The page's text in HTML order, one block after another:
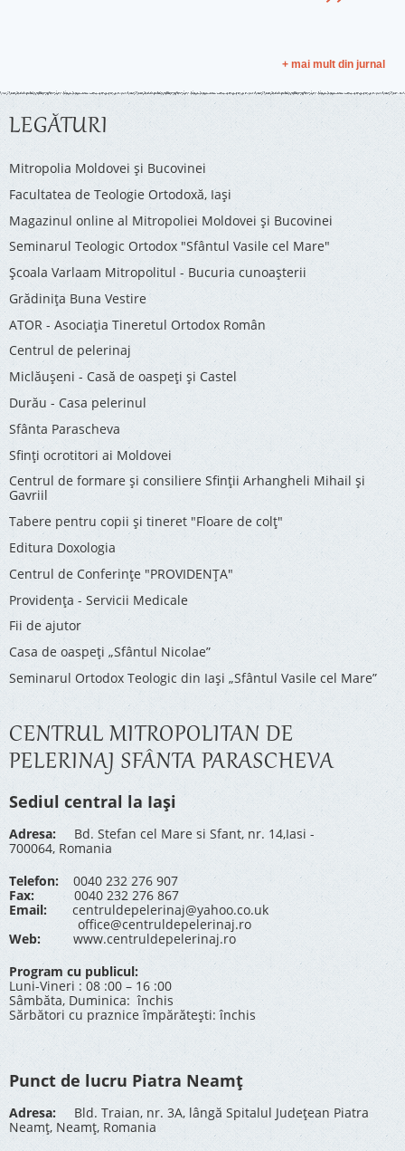
+ mai mult din jurnal
LEGĂTURI
Mitropolia Moldovei și Bucovinei
Facultatea de Teologie Ortodoxă, Iaşi
Magazinul online al Mitropoliei Moldovei și Bucovinei
Seminarul Teologic Ortodox "Sfântul Vasile cel Mare"
Şcoala Varlaam Mitropolitul - Bucuria cunoaşterii
Grădinița Buna Vestire
ATOR - Asociaţia Tineretul Ortodox Român
Centrul de pelerinaj
Miclăușeni - Casă de oaspeţi şi Castel
Durău - Casa pelerinul
Sfânta Parascheva
Sfinți ocrotitori ai Moldovei
Centrul de formare și consiliere Sfinții Arhangheli Mihail și
Gavriil
Tabere pentru copii şi tineret "Floare de colţ"
Editura Doxologia
Centrul de Conferinţe "PROVIDENŢA"
Providenţa - Servicii Medicale
Fii de ajutor
Casa de oaspeți „Sfântul Nicolae”
Seminarul Ortodox Teologic din Iași „Sfântul Vasile cel Mare”
CENTRUL MITROPOLITAN DE
PELERINAJ SFÂNTA PARASCHEVA
Sediul central la Iași
Adresa: Bd. Stefan cel Mare si Sfant, nr. 14,Iasi -
700064, Romania
Telefon: 0040 232 276 907
Fax: 0040 232 276 867
Email:
centruldepelerinaj@yahoo.co.uk
office@centruldepelerinaj.ro
Web:
www.centruldepelerinaj.ro
Program cu publicul:
Luni-Vineri : 08 :00 – 16 :00
Sâmbăta, Duminica: închis
Sărbători cu praznice împărătești: închis
Punct de lucru Piatra Neamț
Adresa: Bld. Traian, nr. 3A, lângă Spitalul Județean Piatra
Neamț, Neamț, Romania